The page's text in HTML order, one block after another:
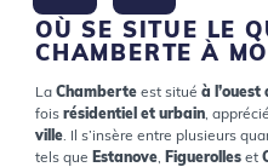
OÙ SE SITUE LE
CHAMBERTE À
LaChamberteest situé à l’ouest
fois résidentiel et urbain,
ville. Il s’insère entre plusieurs
tels que Estanove, Figuerolleset